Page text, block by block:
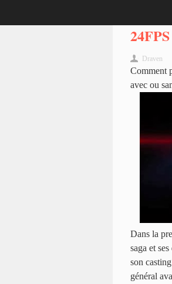
Draven
Comment
avec ou
Dans la
saga et
son
général